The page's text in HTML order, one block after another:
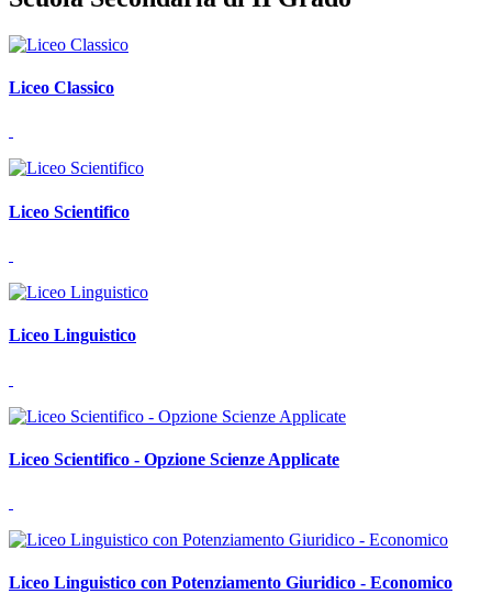
Liceo Classico
Liceo Scientifico
Liceo Linguistico
Liceo Scientifico - Opzione Scienze Applicate
Liceo Linguistico con Potenziamento Giuridico - Economico